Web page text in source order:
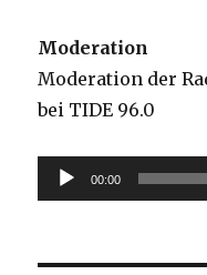
Moderation
Moderation der
bei TIDE 96.0
Audio-
Player
00:00